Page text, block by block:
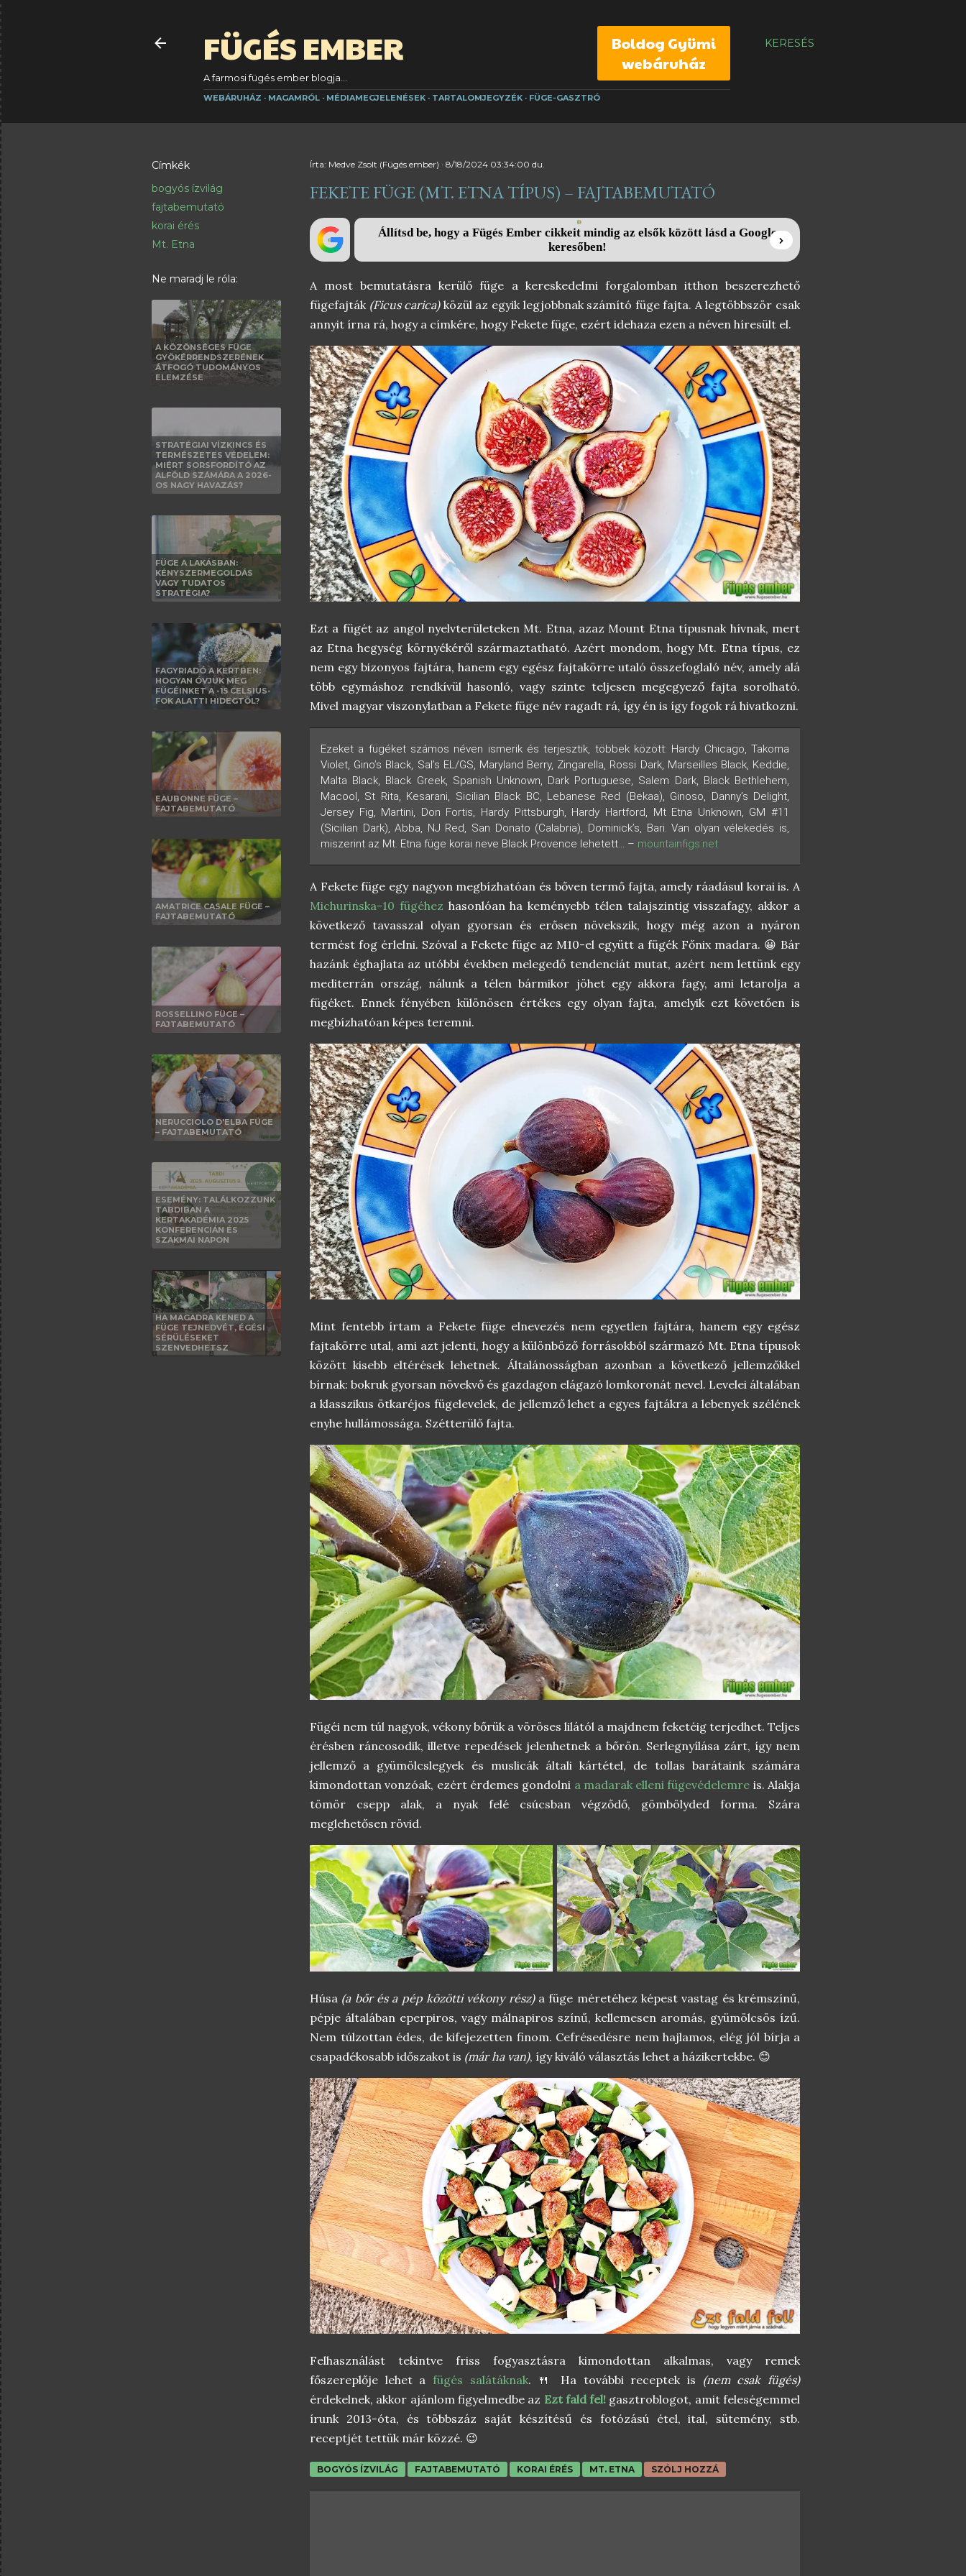
KERESÉS
FÜGÉS EMBER
A farmosi fügés ember blogja...
Boldog Gyümi
webáruház
WEBÁRUHÁZ MAGAMRÓL MÉDIAMEGJELENÉSEK TARTALOMJEGYZÉK FÜGE-GASZTRÓ
Címkék
bogyós ízvilág
fajtabemutató
korai érés
Mt. Etna
Ne maradj le róla:
A KÖZÖNSÉGES FÜGE
GYÖKÉRRENDSZERÉNEK
ÁTFOGÓ TUDOMÁNYOS
ELEMZÉSE
STRATÉGIAI VÍZKINCS ÉS
TERMÉSZETES VÉDELEM:
MIÉRT SORSFORDÍTÓ AZ
ALFÖLD SZÁMÁRA A 2026-
OS NAGY HAVAZÁS?
FÜGE A LAKÁSBAN:
KÉNYSZERMEGOLDÁS
VAGY TUDATOS
STRATÉGIA?
FAGYRIADÓ A KERTBEN:
HOGYAN ÓVJUK MEG
FÜGÉINKET A -15 CELSIUS-
FOK ALATTI HIDEGTŐL?
EAUBONNE FÜGE –
FAJTABEMUTATÓ
AMATRICE CASALE FÜGE –
FAJTABEMUTATÓ
ROSSELLINO FÜGE –
FAJTABEMUTATÓ
NERUCCIOLO D'ELBA FÜGE
– FAJTABEMUTATÓ
ESEMÉNY: TALÁLKOZZUNK
TABDIBAN A
KERTAKADÉMIA 2025
KONFERENCIÁN ÉS
SZAKMAI NAPON
HA MAGADRA KENED A
FÜGE TEJNEDVÉT, ÉGÉSI
SÉRÜLÉSEKET
SZENVEDHETSZ
Írta: Medve Zsolt (Fügés ember) 8/18/2024 03:34:00 du.
FEKETE FÜGE (MT. ETNA TÍPUS) – FAJTABEMUTATÓ
Állítsd be, hogy a Fügés Ember cikkeit mindig az elsők között lásd a Google
keresőben!
A most bemutatásra kerülő füge a kereskedelmi forgalomban itthon beszerezhető
fügefajták (Ficus carica)közül az egyik legjobbnak számító füge fajta. A legtöbbször csak
annyit írna rá, hogy a címkére, hogy Fekete füge, ezért idehaza ezen a néven híresült el.
Ezt a fügét az angol nyelvterületeken Mt. Etna, azaz Mount Etna típusnak hívnak, mert
az Etna hegység környékéről származtatható. Azért mondom, hogy Mt. Etna típus, ez
nem egy bizonyos fajtára, hanem egy egész fajtakörre utaló összefoglaló név, amely alá
több egymáshoz rendkívül hasonló, vagy szinte teljesen megegyező fajta sorolható.
Mivel magyar viszonylatban a Fekete füge név ragadt rá, így én is így fogok rá hivatkozni.
Ezeket a fügéket számos néven ismerik és terjesztik, többek között: Hardy Chicago, Takoma
Violet, Gino’s Black, Sal’s EL/GS, Maryland Berry, Zingarella, Rossi Dark, Marseilles Black, Keddie,
Malta Black, Black Greek, Spanish Unknown, Dark Portuguese, Salem Dark, Black Bethlehem,
Macool, St Rita, Kesarani, Sicilian Black BC, Lebanese Red (Bekaa), Ginoso, Danny’s Delight,
Jersey Fig, Martini, Don Fortis, Hardy Pittsburgh, Hardy Hartford, Mt Etna Unknown, GM #11
(Sicilian Dark), Abba, NJ Red, San Donato (Calabria), Dominick’s, Bari. Van olyan vélekedés is,
miszerint az Mt. Etna füge korai neve Black Provence lehetett... – mountainfigs.net
A Fekete füge egy nagyon megbízhatóan és bőven termő fajta, amely ráadásul korai is. A
Michurinska-10 fügéhez hasonlóan ha keményebb télen talajszintig visszafagy, akkor a
következő tavasszal olyan gyorsan és erősen növekszik, hogy még azon a nyáron
termést fog érlelni. Szóval a Fekete füge az M10-el együtt a fügék Főnix madara. 😀 Bár
hazánk éghajlata az utóbbi években melegedő tendenciát mutat, azért nem lettünk egy
mediterrán ország, nálunk a télen bármikor jöhet egy akkora fagy, ami letarolja a
fügéket. Ennek fényében különösen értékes egy olyan fajta, amelyik ezt követően is
megbízhatóan képes teremni.
Mint fentebb írtam a Fekete füge elnevezés nem egyetlen fajtára, hanem egy egész
fajtakörre utal, ami azt jelenti, hogy a különböző forrásokból származó Mt. Etna típusok
között kisebb eltérések lehetnek. Általánosságban azonban a következő jellemzőkkel
bírnak: bokruk gyorsan növekvő és gazdagon elágazó lomkoronát nevel. Levelei általában
a klasszikus ötkaréjos fügelevelek, de jellemző lehet a egyes fajtákra a lebenyek szélének
enyhe hullámossága. Szétterülő fajta.
Fügéi nem túl nagyok, vékony bőrük a vöröses lilától a majdnem feketéig terjedhet. Teljes
érésben ráncosodik, illetve repedések jelenhetnek a bőrön. Serlegnyílása zárt, így nem
jellemző a gyümölcslegyek és muslicák általi kártétel, de tollas barátaink számára
kimondottan vonzóak, ezért érdemes gondolni a madarak elleni fügevédelemre is. Alakja
tömör csepp alak, a nyak felé csúcsban végződő, gömbölyded forma. Szára
meglehetősen rövid.
Húsa (a bőr és a pép közötti vékony rész)a füge méretéhez képest vastag és krémszínű,
pépje általában eperpiros, vagy málnapiros színű, kellemesen aromás, gyümölcsös ízű.
Nem túlzottan édes, de kifejezetten finom. Cefrésedésre nem hajlamos, elég jól bírja a
csapadékosabb időszakot is (már ha van), így kiváló választás lehet a házikertekbe. 😊
Felhasználást tekintve friss fogyasztásra kimondottan alkalmas, vagy remek
főszereplője lehet afügés salátáknak. 🍴 Ha további receptek is (nem csak fügés)
érdekelnek, akkor ajánlom figyelmedbe az Ezt fald fel! gasztroblogot, amit feleségemmel
írunk 2013-óta, és többszáz saját készítésű és fotózású étel, ital, sütemény, stb.
receptjét tettük már közzé. 😉
BOGYÓS ÍZVILÁG FAJTABEMUTATÓ KORAI ÉRÉS MT. ETNA SZÓLJ HOZZÁ